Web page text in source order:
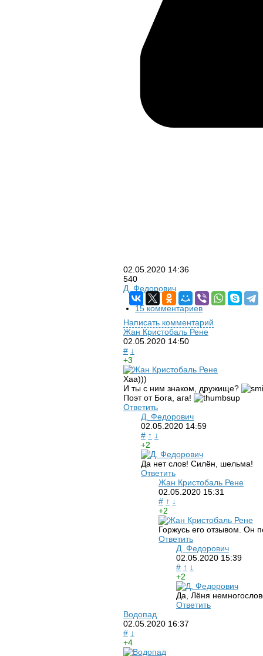
02.05.2020 14:36
540
Д. Федорович
15 комментариев
Написать комментарий
Жан Кристобаль Рене
02.05.2020 14:50
# ↓
+3
Хаа)))
И ты с ним знаком, дружище?
Поэт от Бога, ага!
Ответить
Д. Федорович
02.05.2020 14:59
# ↑ ↓
+2
Да нет слов! Силён, шельма!
Ответить
Жан Кристобаль Рене
02.05.2020 15:31
# ↑ ↓
+2
Горжусь его отзывом. Он
Ответить
Д. Федорович
02.05.2020 15:39
# ↑ ↓
+2
Да, Лёня
Ответить
Водопад
02.05.2020 16:37
# ↓
+4